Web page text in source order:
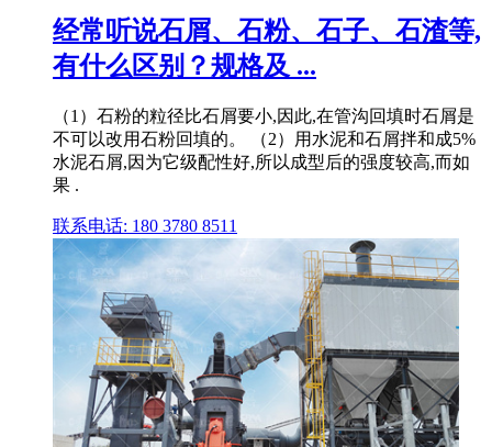
经常听说石屑、石粉、石子、石渣等,
有什么区别？规格及 ...
（1）石粉的粒径比石屑要小,因此,在管沟回填时石屑是
不可以改用石粉回填的。 （2）用水泥和石屑拌和成5%
水泥石屑,因为它级配性好,所以成型后的强度较高,而如
果 .
联系电话: 180 3780 8511